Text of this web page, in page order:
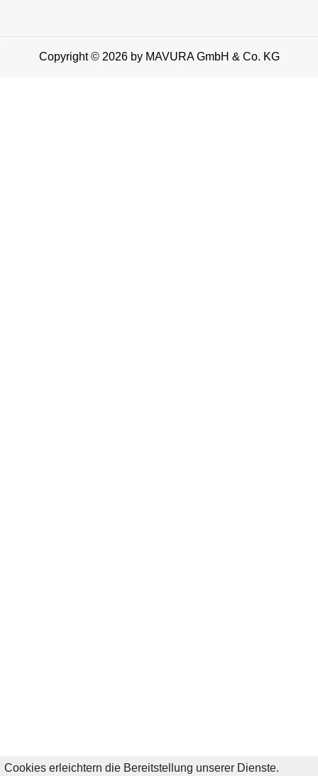
Copyright © 2026 by MAVURA GmbH & Co. KG
Cookies erleichtern die Bereitstellung unserer Dienste.